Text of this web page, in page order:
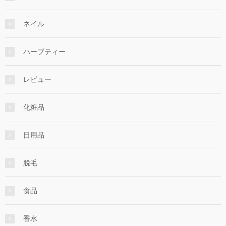
ネイル
ハーブティー
レビュー
化粧品
日用品
脱毛
食品
香水